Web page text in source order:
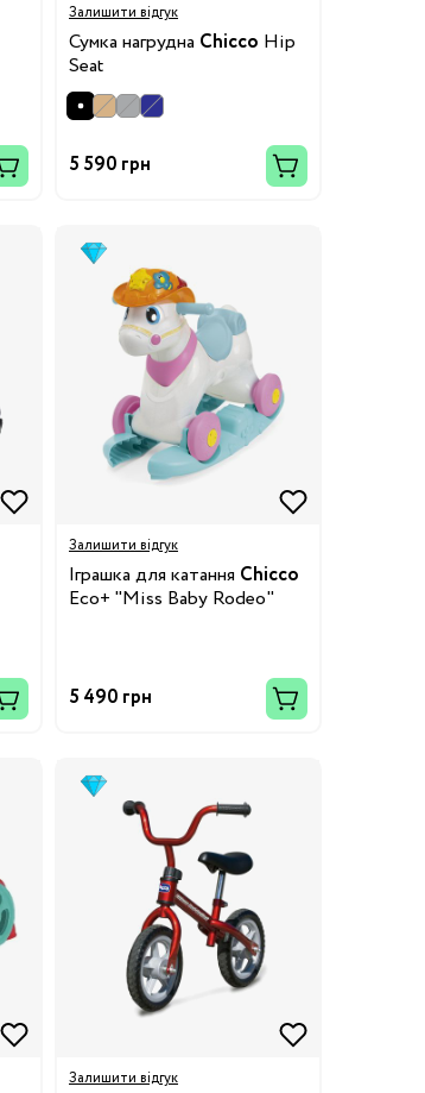
Залишити відгук
Сумка нагрудна Chicco Hip
Seat
5 590 грн
Залишити відгук
Іграшка для катання Chicco
Eco+ "Miss Baby Rodeo"
5 490 грн
Залишити відгук